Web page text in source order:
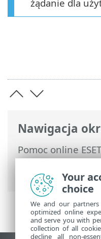
Nawigacja
Pomoc online ESET
Security>
Security > Skanuj
żądanie dla
Your
choice
We and our
optimized online
and serve you with
collection of all
decline all non-